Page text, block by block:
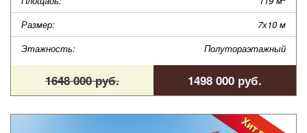
Размер:
7х10 м
Этажность:
Полутораэтажный
1648 000 руб. 1498 000 руб.